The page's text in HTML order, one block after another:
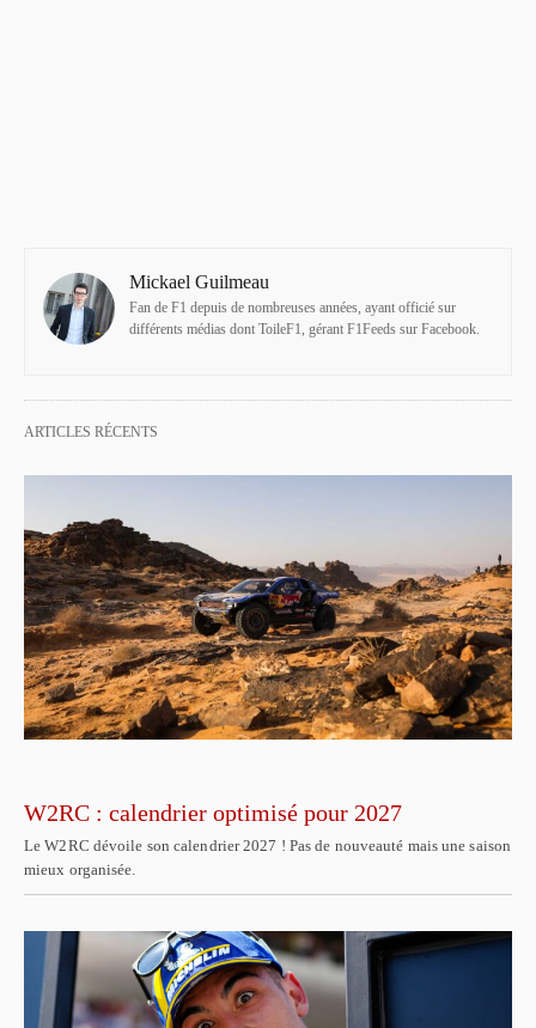
Mickael Guilmeau
Fan de F1 depuis de nombreuses années, ayant officié sur
différents médias dont ToileF1, gérant F1Feeds sur Facebook.
ARTICLES RÉCENTS
W2RC : calendrier optimisé pour 2027
Le W2RC dévoile son calendrier 2027 ! Pas de nouveauté mais une saison
mieux organisée.